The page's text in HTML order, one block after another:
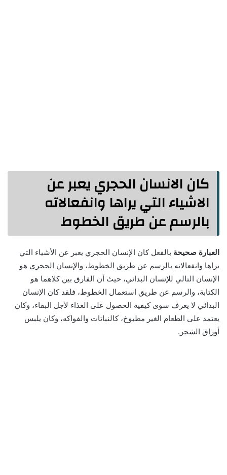
كان الانسان الحجري يعبر عن
الاشياء التي يراها وانفعالاته
بالرسم عن طريق الخطوط
العبارة صحيحة بالفعل كان الإنسان الحجري يعبر عن الأشياء التي
يراها وانفعالاته بالرسم عن طريق الخطوط، والإنسان الحجري هو
الإنسان التالي للإنسان البدائي، حيث أن الفارق بين كلاهما هو
الكتابة، والرسم عن طريق استعمال الخطوط، فلقد كان الإنسان
البدائي لا يعرف سوى كيفية الحصول على الغذاء لأجل البقاء، وكان
يعتمد على الطعام الغير مطبوخ، كالنباتات والفواكه، وكان يلبس
أوراق الشجر.